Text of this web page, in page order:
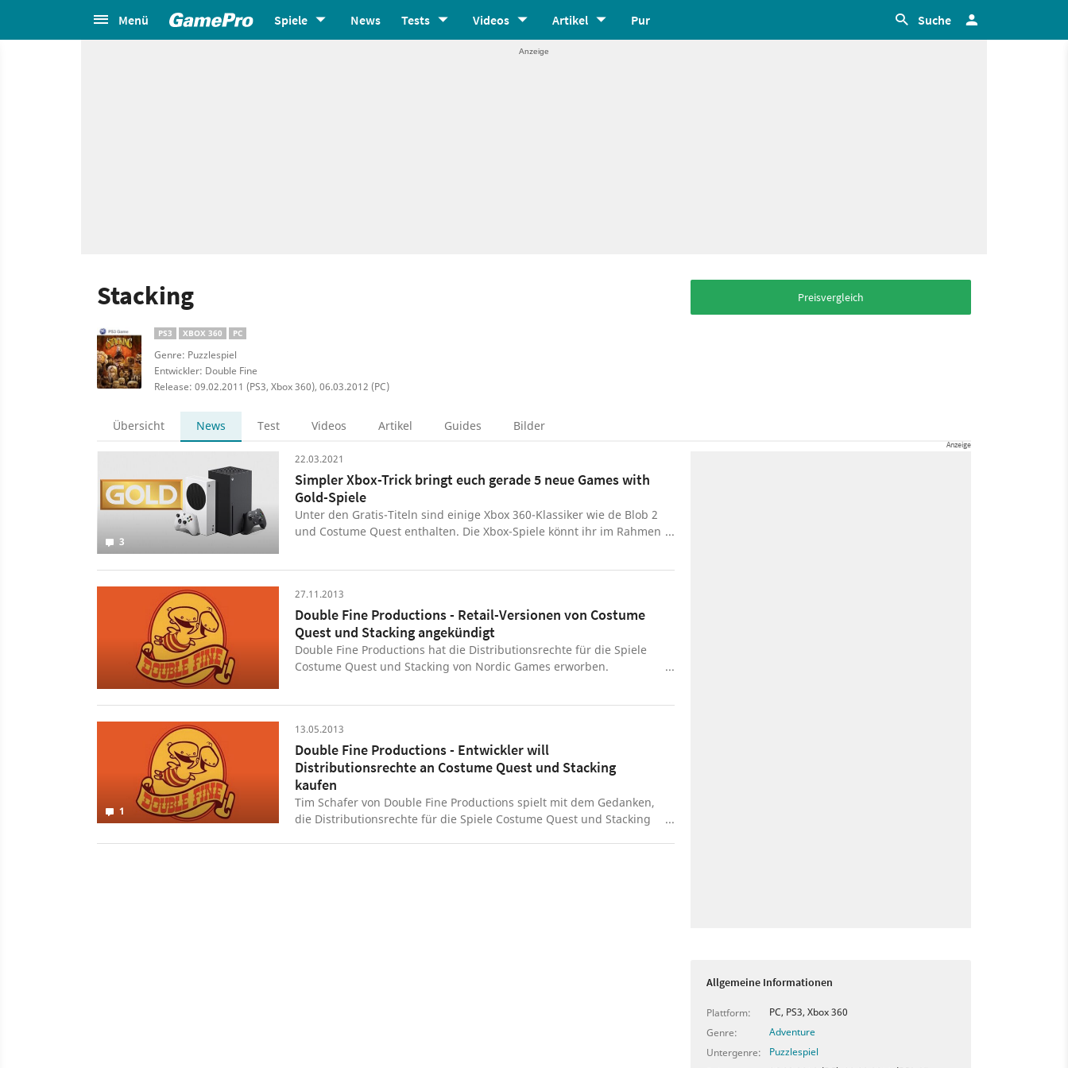
Menü Spiele News Tests Videos Artikel Pur Suche
Stacking
PS3 XBOX 360 PC
Genre: Puzzlespiel
Entwickler: Double Fine
Release: 09.02.2011 (PS3, Xbox 360), 06.03.2012 (PC)
Preisvergleich
Übersicht News Test Videos Artikel Guides Bilder
3
22.03.2021
Simpler Xbox-Trick bringt euch gerade 5 neue Games with
Gold-Spiele
Unter den Gratis-Titeln sind einige Xbox 360-Klassiker wie de Blob 2
und Costume Quest enthalten. Die Xbox-Spiele könnt ihr im Rahmen
27.11.2013
Double Fine Productions - Retail-Versionen von Costume
Quest und Stacking angekündigt
Double Fine Productions hat die Distributionsrechte für die Spiele
Costume Quest und Stacking von Nordic Games erworben.
1
13.05.2013
Double Fine Productions - Entwickler will
Distributionsrechte an Costume Quest und Stacking
kaufen
Tim Schafer von Double Fine Productions spielt mit dem Gedanken,
die Distributionsrechte für die Spiele Costume Quest und Stacking
Allgemeine Informationen
Plattform:
PC, PS3, Xbox 360
Genre:
Adventure
Untergenre:
Puzzlespiel